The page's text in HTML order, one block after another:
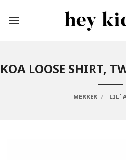
innholdet
KOA LOOSE SHIRT,
MERKER LIL´